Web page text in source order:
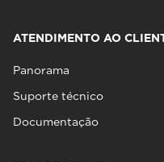
ATENDIMENTO AO
Panorama
Suporte técnico
Documentação